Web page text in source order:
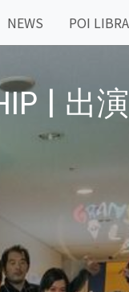
NEWS POI
| 出